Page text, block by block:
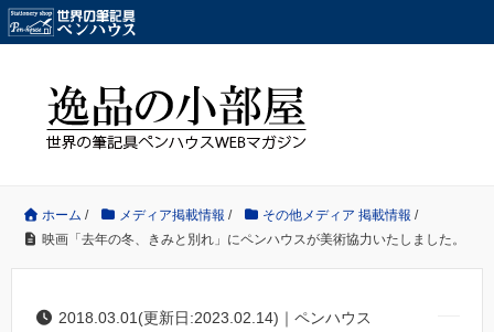
ホーム / メディア掲載情報 / その他メディア 掲載情報 /
映画「去年の冬、きみと別れ」にペンハウスが美術協力いたしました。
2018.03.01(更新日:2023.02.14)｜ペンハウス